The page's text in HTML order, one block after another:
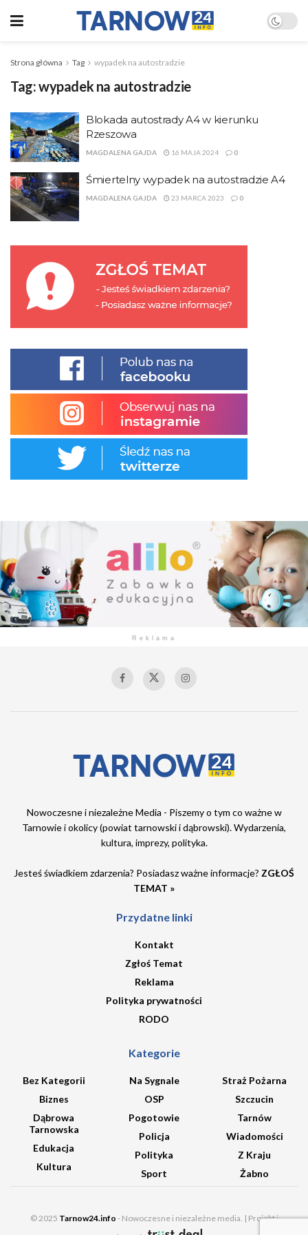
Strona główna Tag wypadek na autostradzie
Tag:wypadek na autostradzie
Blokada autostrady A4 w kierunku
Rzeszowa
MAGDALENA GAJDA 16 MAJA 2024 0
Śmiertelny wypadek na autostradzie A4
MAGDALENA GAJDA 23 MARCA 2023 0
Reklama
Nowoczesne i niezależne Media - Piszemy o tym co ważne w
Tarnowie i okolicy (powiat tarnowski i dąbrowski). Wydarzenia,
kultura, imprezy, polityka.
Jesteś świadkiem zdarzenia? Posiadasz ważne informacje? ZGŁOŚ
TEMAT »
Przydatne linki
Kontakt
Zgłoś Temat
Reklama
Polityka prywatności
RODO
Kategorie
Bez Kategorii
Biznes
Dąbrowa
Tarnowska
Edukacja
Kultura
Na Sygnale
OSP
Pogotowie
Policja
Polityka
Sport
Straż Pożarna
Szczucin
Tarnów
Wiadomości
Z Kraju
Żabno
© 2025 Tarnow24.info - Nowoczesne i niezależne media. | Projekt i